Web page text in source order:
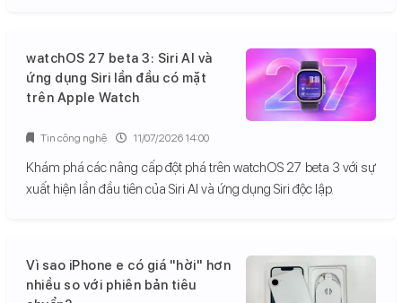
watchOS 27 beta 3: Siri AI và
ứng dụng Siri lần đầu có mặt
trên Apple Watch
Khám phá các nâng cấp đột phá trên watchOS 27 beta 3 với sự
xuất hiện lần đầu tiên của Siri AI và ứng dụng Siri độc lập.
Tin công nghệ 11/07/2026 14:00
Vì sao iPhone e có giá "hời" hơn
nhiều so với phiên bản tiêu